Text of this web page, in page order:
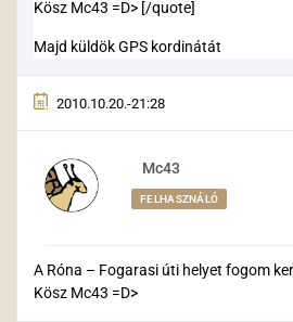
Kösz Mc43 =D> [/quote]
Majd küldök GPS kordinátát
2010.10.20.-21:28
Mc43
FELHASZNÁLÓ
A Róna – Fogarasi úti helyet fogom
Kösz Mc43 =D>